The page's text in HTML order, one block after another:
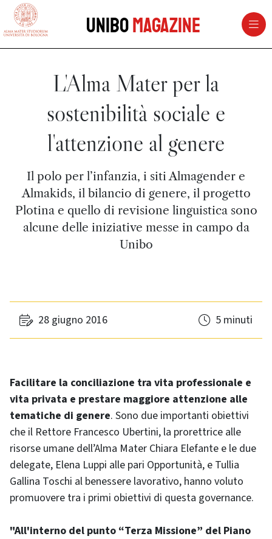
vai al contenuto della pagina
UniboMagazine
L'Alma Mater per la
sostenibilità sociale e
l'attenzione al genere
Il polo per l’infanzia, i siti Almagender e
Almakids, il bilancio di genere, il progetto
Plotina e quello di revisione linguistica sono
alcune delle iniziative messe in campo da
Unibo
28 giugno 2016 5 minuti
Facilitare la conciliazione tra vita professionale e
vita privata e prestare maggiore attenzione alle
tematiche di genere. Sono due importanti obiettivi
che il Rettore Francesco Ubertini, la prorettrice alle
risorse umane dell’Alma Mater Chiara Elefante e le due
delegate, Elena Luppi alle pari Opportunità, e Tullia
Gallina Toschi al benessere lavorativo, hanno voluto
promuovere tra i primi obiettivi di questa governance.
"All'interno del punto “Terza Missione” del Piano